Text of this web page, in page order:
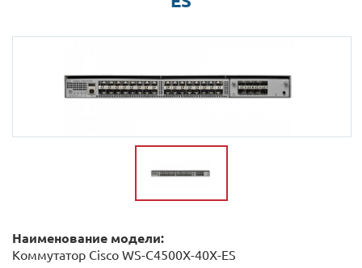
Наименование модели:
Коммутатор Cisco WS-C4500X-40X-ES